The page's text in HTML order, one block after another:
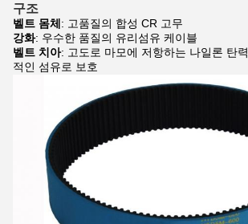
구조
벨트 몸체: 고품질의 합성 CR 고무
강화: 우수한 품질의 유리섬유 케이블
벨트 치아: 고도로 마모에 저항하는 나일론 탄력
적인 섬유로 보호